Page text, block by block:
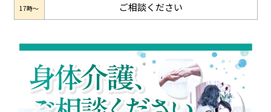
17時～ ご相談ください